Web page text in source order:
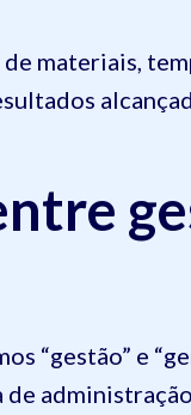
materiais,
“gestão” e